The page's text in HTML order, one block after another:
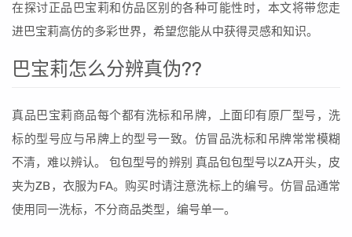
在探讨正品巴宝莉和仿品区别的各种可能性时，本文将带您走
进巴宝莉高仿的多彩世界，希望您能从中获得灵感和知识。
巴宝莉怎么分辨真伪??
真品巴宝莉商品每个都有洗标和吊牌，上面印有原厂型号，洗
标的型号应与吊牌上的型号一致。仿冒品洗标和吊牌常常模糊
不清，难以辨认。 包包型号的辨别 真品包包型号以ZA开头，皮
夹为ZB，衣服为FA。购买时请注意洗标上的编号。仿冒品通常
使用同一洗标，不分商品类型，编号单一。